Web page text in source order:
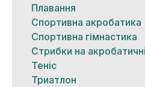
Плавання
Спортивна акробатика
Спортивна гімнастика
Стрибки на
Теніс
Триатлон